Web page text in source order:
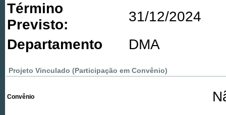
Término
Previsto:
31/12/2024
Departamento
DMA
Projeto Vinculado (Participação em Convênio)
Convênio